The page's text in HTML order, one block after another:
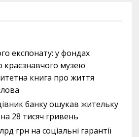
експонату: у фондах
краєзнавчого музею
книга про життя
банку ошукав жительку
28 тисяч гривень
грн на соціальні гарантії